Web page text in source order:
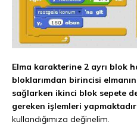
Elma karakterine 2 ayrı blok
bloklarımdan birincisi
sağlarken ikinci blok sepete
gereken işlemleri
kullandığımıza değinelim.